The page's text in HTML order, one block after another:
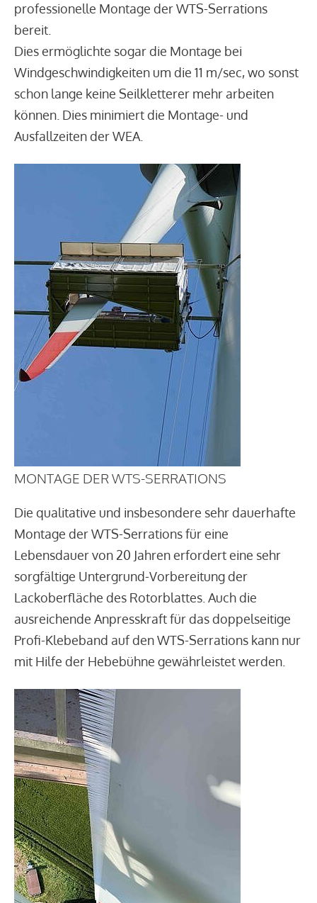
professionelle Montage der WTS-Serrations
bereit.
Dies ermöglichte sogar die Montage bei
Windgeschwindigkeiten um die 11 m/sec, wo sonst
schon lange keine Seilkletterer mehr arbeiten
können. Dies minimiert die Montage- und
Ausfallzeiten der WEA.
MONTAGE DER WTS-SERRATIONS
Die qualitative und insbesondere sehr dauerhafte
Montage der WTS-Serrations für eine
Lebensdauer von 20 Jahren erfordert eine sehr
sorgfältige Untergrund-Vorbereitung der
Lackoberfläche des Rotorblattes. Auch die
ausreichende Anpresskraft für das doppelseitige
Profi-Klebeband auf den WTS-Serrations kann nur
mit Hilfe der Hebebühne gewährleistet werden.